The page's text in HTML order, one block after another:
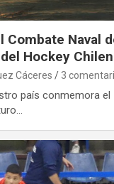
Combate Naval
Hockey
Cáceres 3
país conmemora el